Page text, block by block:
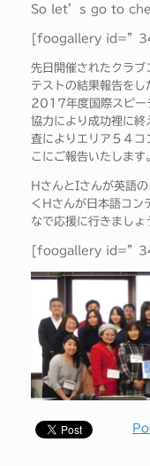
So let’s go to
[foogallery
先日開催されたクラ
テストの結果報告をし
2017年度国際スピー
協力により成功裡に終
査によりエリア５４コ
こにご報告いたします
HさんとIさんが英語
くHさんが日本語コン
なで応援に行きましょ
[foogallery